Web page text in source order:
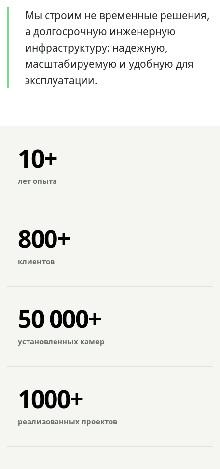
Мы строим не временные решения,
а долгосрочную инженерную
инфраструктуру: надежную,
масштабируемую и удобную для
эксплуатации.
10+
лет опыта
800+
клиентов
50 000+
установленных камер
1000+
реализованных проектов